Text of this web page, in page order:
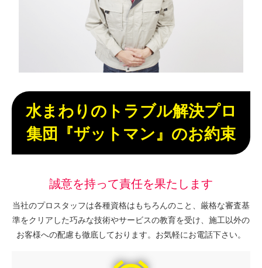
水まわりのトラブル解決プロ
集団『ザットマン』のお約束
誠意を持って責任を果たします
当社のプロスタッフは各種資格はもちろんのこと、厳格な審査基
準をクリアした巧みな技術やサービスの教育を受け、施工以外の
お客様への配慮も徹底しております。お気軽にお電話下さい。